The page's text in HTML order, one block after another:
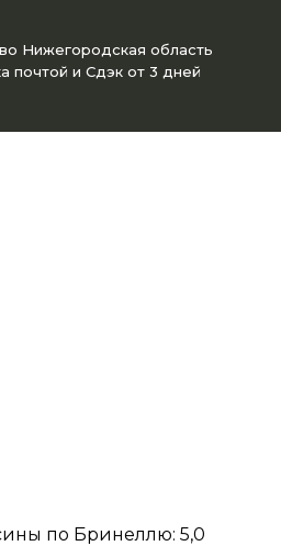
Нижегородская область
почтой и Сдэк от 3 дней
по Бринеллю: 5,0